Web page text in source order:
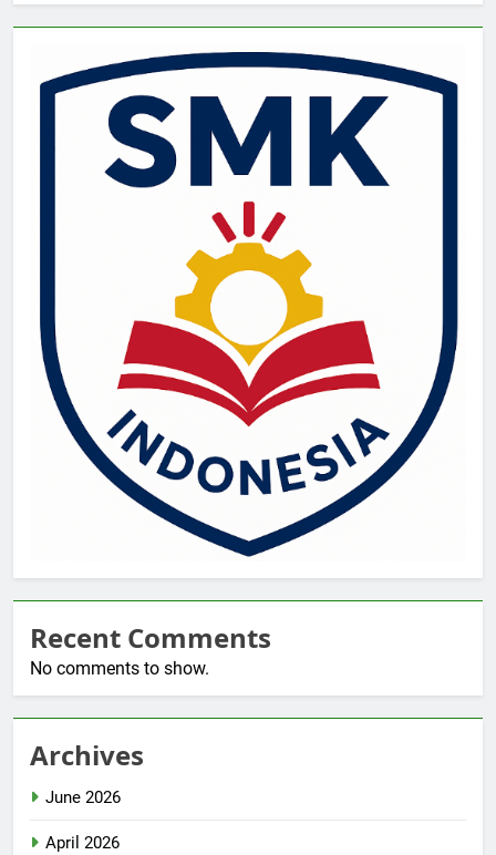
Recent Comments
No comments to show.
Archives
June 2026
April 2026